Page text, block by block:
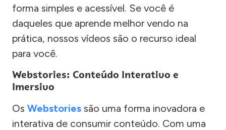
forma simples e acessível. Se você é
daqueles que aprende melhor vendo na
prática, nossos vídeos são o recurso ideal
para você.
Webstories: Conteúdo Interativo e
Imersivo
Os Webstories são uma forma inovadora e
interativa de consumir conteúdo. Com uma